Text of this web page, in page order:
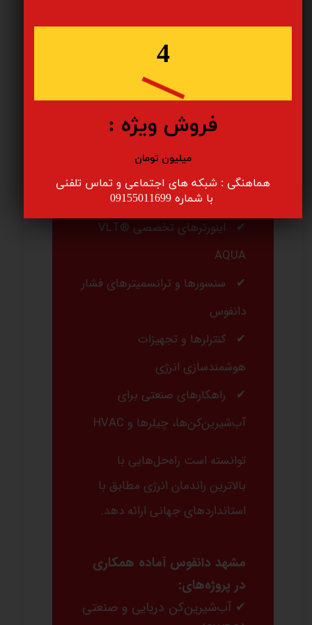
تأمین‌کننده رسمی تجهیزات
دانفوس در ایرانفعالیت دارد.
مشهد دانفوس با ارائه محصولات
اصلی شامل:
انرژی‌ریکاوری‌های iSave ERD
اینورترهای تخصصی VLT®
AQUA
سنسورها و ترانسمیترهای فشار
دانفوس
کنترلرها و تجهیزات
هوشمندسازی انرژی
راهکارهای صنعتی برای
آب‌شیرین‌کن‌ها، چیلرها و HVAC
توانسته است راه‌حل‌هایی با
بالاترین راندمان انرژی مطابق با
استانداردهای جهانی ارائه دهد.
مشهد دانفوس آماده همکاری
در پروژه‌های:
✔ آب‌شیرین‌کن دریایی و صنعتی
هماهنگی : شبکه های اجتماعی و تماس تلفنی
​​​​​​​ با شماره 09155011699
4
فروش ویژه :
میلیون تومان